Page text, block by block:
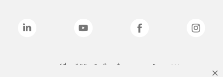
แบรนด์ที่ระบุไว้ข้างต้นเป็นเครื่องหมายการค้าของ 3M